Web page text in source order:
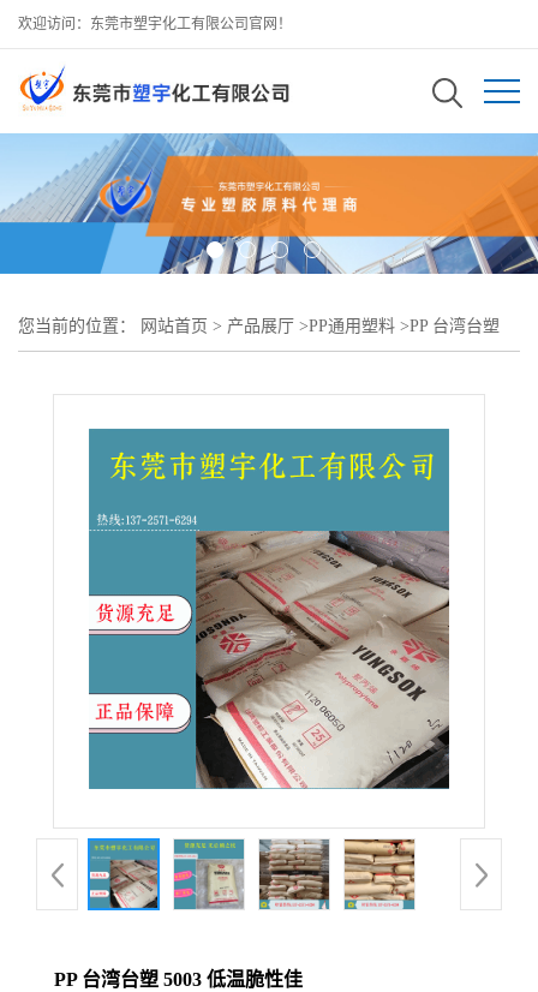
欢迎访问：东莞市塑宇化工有限公司官网！
您当前的位置： 网站首页 > 产品展厅 >PP通用塑料 >PP 台湾台塑
PP 台湾台塑 5003 低温脆性佳